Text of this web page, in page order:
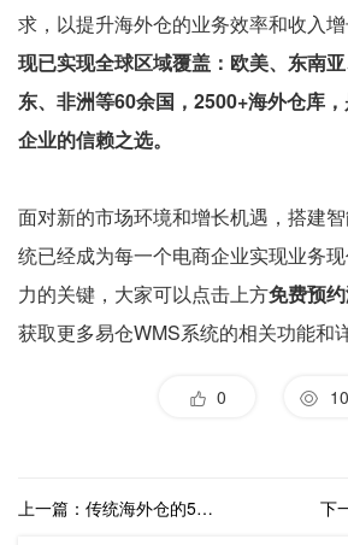
求，以提升海外仓的业务效率和收入增
现已实现全球区域覆盖：欧美、东南
东、非洲等60余国，2500+海外仓库
企业的信赖之选。
面对新的市场环境和增长机遇，搭建
统已经成为每一个电商企业实现业务
力的关键，大家可以点击上方免费预
获取更多易仓WMS系统的相关功能和
0
上一篇：传统海外仓的5大弊端，海外仓管理系统能够有效解决